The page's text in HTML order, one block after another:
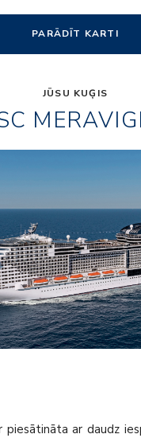
PARĀDĪT KARTI
JŪSU KUĢIS
piesātināta ar daudz